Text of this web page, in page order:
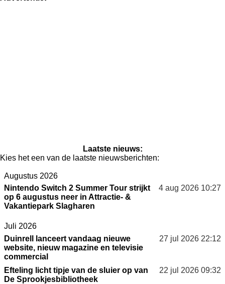
Laatste nieuws:
Kies het een van de laatste nieuwsberichten:
Augustus 2026
Nintendo Switch 2 Summer Tour strijkt
op 6 augustus neer in Attractie- &
Vakantiepark Slagharen
4 aug 2026 10:27
Juli 2026
Duinrell lanceert vandaag nieuwe
website, nieuw magazine en televisie
commercial
27 jul 2026 22:12
Efteling licht tipje van de sluier op van
De Sprookjesbibliotheek
22 jul 2026 09:32